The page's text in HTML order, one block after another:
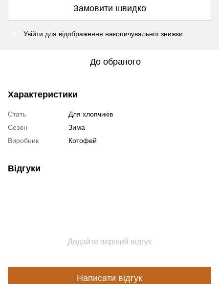
Замовити швидко
Увійти для відображення накопичувальної знижки
До обраного
Характеристики
Стать
Для хлопчиків
Сезон
Зима
Виробник
Котофей
Відгуки
Додайте перший відгук
Написати відгук